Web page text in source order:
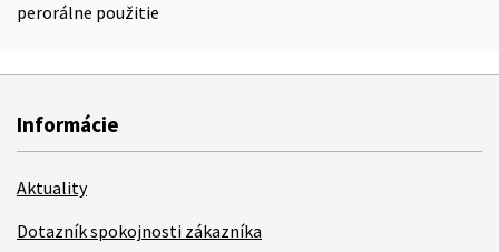
perorálne použitie
Informácie
Aktuality
Dotazník spokojnosti zákazníka